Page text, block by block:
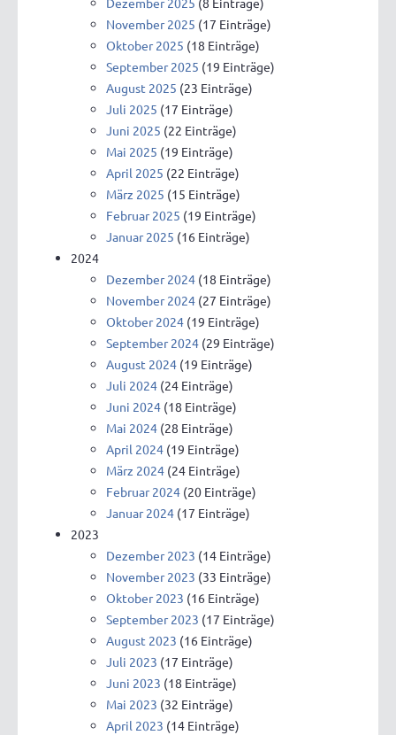
November 2025 (17 Einträge)
Oktober 2025 (18 Einträge)
September 2025 (19 Einträge)
August 2025 (23 Einträge)
Juli 2025 (17 Einträge)
Juni 2025 (22 Einträge)
Mai 2025 (19 Einträge)
April 2025 (22 Einträge)
März 2025 (15 Einträge)
Februar 2025 (19 Einträge)
Januar 2025 (16 Einträge)
2024
Dezember 2024 (18 Einträge)
November 2024 (27 Einträge)
Oktober 2024 (19 Einträge)
September 2024 (29 Einträge)
August 2024 (19 Einträge)
Juli 2024 (24 Einträge)
Juni 2024 (18 Einträge)
Mai 2024 (28 Einträge)
April 2024 (19 Einträge)
März 2024 (24 Einträge)
Februar 2024 (20 Einträge)
Januar 2024 (17 Einträge)
2023
Dezember 2023 (14 Einträge)
November 2023 (33 Einträge)
Oktober 2023 (16 Einträge)
September 2023 (17 Einträge)
August 2023 (16 Einträge)
Juli 2023 (17 Einträge)
Juni 2023 (18 Einträge)
Mai 2023 (32 Einträge)
April 2023 (14 Einträge)